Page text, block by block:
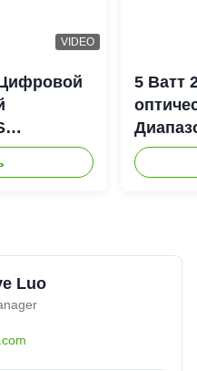
VIDEO
5 Ватт
DAS
Luo